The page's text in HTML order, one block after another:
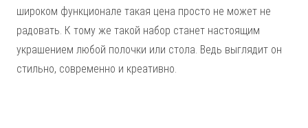
широком функционале такая цена просто не может не
радовать. К тому же такой набор станет настоящим
украшением любой полочки или стола. Ведь выглядит он
стильно, современно и креативно.